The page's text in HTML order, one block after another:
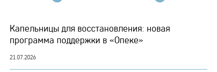
Капельницы для восстановления: новая
программа поддержки в «Опеке»
21.07.2026